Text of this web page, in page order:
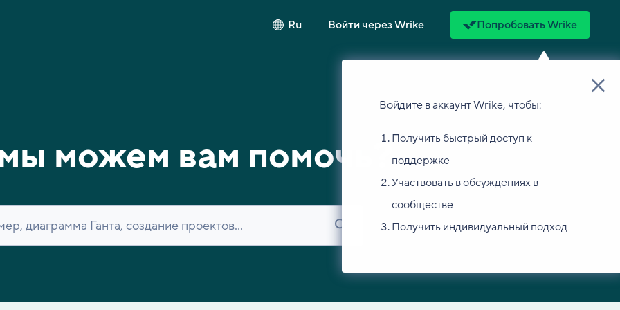
Ru Войти через Wrike Попробовать Wrike
Войдите в аккаунт Wrike, чтобы:
Получить быстрый доступ к
поддержке
Участвовать в обсуждениях в
сообществе
Получить индивидуальный подход
можем вам помочь?